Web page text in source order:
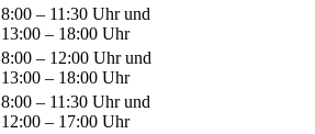
8:00 – 11:30 Uhr und
13:00 – 18:00 Uhr
8:00 – 12:00 Uhr und
13:00 – 18:00 Uhr
8:00 – 11:30 Uhr und
12:00 – 17:00 Uhr